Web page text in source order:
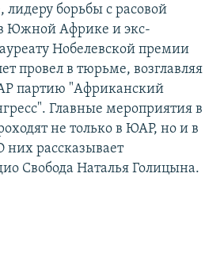
РАССЫЛКУ
борьбы с расовой
Южной Африке и экс-
Нобелевской премии
провел в тюрьме, возглавляя
партию "Африканский
Главные мероприятия в
не только в ЮАР, но и в
рассказывает
Свобода Наталья Голицына.